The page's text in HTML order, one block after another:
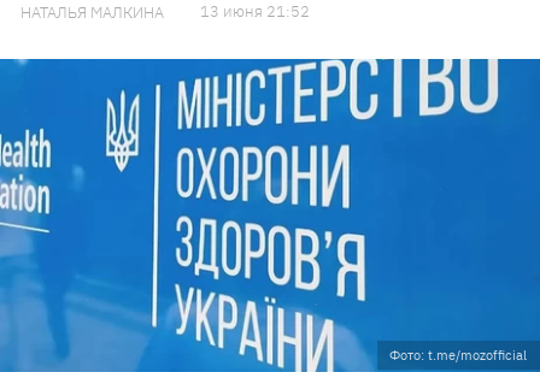
НАТАЛЬЯ МАЛКИНА 13 июня 21:52
Фото: t.me/mozofficial